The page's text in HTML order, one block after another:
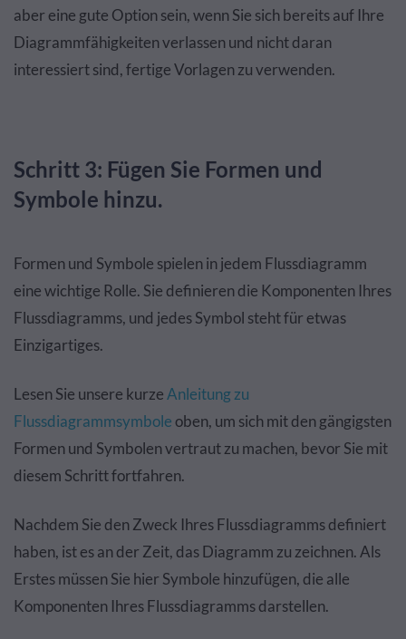
aber eine gute Option sein, wenn Sie sich bereits auf Ihre
Diagrammfähigkeiten verlassen und nicht daran
interessiert sind, fertige Vorlagen zu verwenden.
Schritt 3: Fügen Sie Formen und
Symbole hinzu.
Formen und Symbole spielen in jedem Flussdiagramm
eine wichtige Rolle. Sie definieren die Komponenten Ihres
Flussdiagramms, und jedes Symbol steht für etwas
Einzigartiges.
Lesen Sie unsere kurzeAnleitung zu
Flussdiagrammsymbole oben, um sich mit den gängigsten
Formen und Symbolen vertraut zu machen, bevor Sie mit
diesem Schritt fortfahren.
Nachdem Sie den Zweck Ihres Flussdiagramms definiert
haben, ist es an der Zeit, das Diagramm zu zeichnen. Als
Erstes müssen Sie hier Symbole hinzufügen, die alle
Komponenten Ihres Flussdiagramms darstellen.